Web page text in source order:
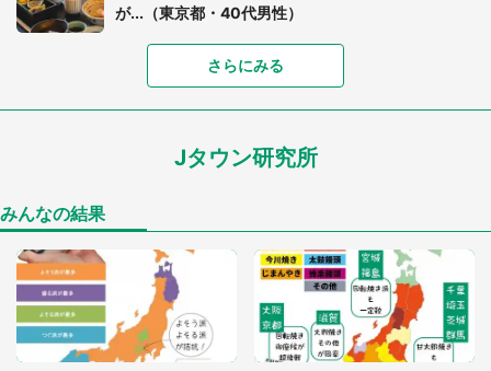
が...（東京都・40代男性）
「可愛いのにホラー」「事件性を感じる」 ふわふ
「孫にあげると思って、あなたにこれをあげる」
「ゾワゾワする」「本当に気持ち悪い」 道端でバ
グっちゃってた〝野生の野菜〟に6.5万人戦慄
「閉所恐怖症の私は新幹線で大パニック。隣席の青
さらにみる
Jタウン研究所
みんなの結果